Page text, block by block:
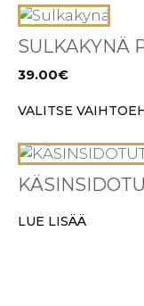
tehdä
valinnat
tuotteen
sivulla.
SULKAKYNÄ
39.00€
VALITSE
Tällä
tuotteella
useampi
muunnelma.
tehdä
valinnat
tuotteen
sivulla.
LUE LISÄÄ